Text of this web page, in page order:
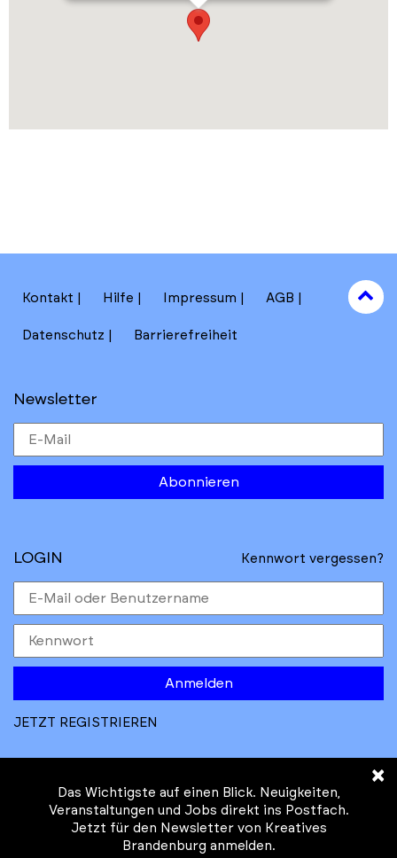
Kontakt Hilfe Impressum AGB
Datenschutz Barrierefreiheit
Newsletter
Abonnieren
to
top
LOGIN Kennwort vergessen?
Anmelden
JETZT REGISTRIEREN
© Kreatives Brandenburg im Auftrag des
×
Das Wichtigste auf einen Blick. Neuigkeiten,
Veranstaltungen und Jobs direkt ins Postfach.
Jetzt für den Newsletter von Kreatives
Brandenburg anmelden.